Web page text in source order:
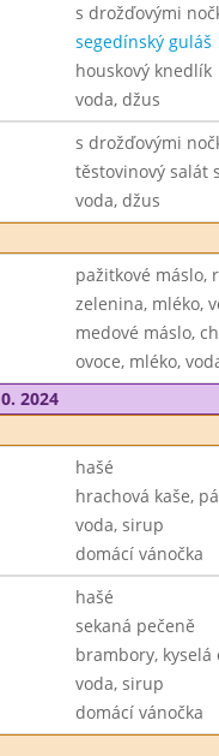
s drožďovými
segedínský guláš
houskový knedlík
voda, džus
s drožďovými
těstovinový salát
voda, džus
pažitkové máslo,
zelenina, mléko,
medové máslo,
ovoce, mléko,
2024
hašé
hrachová kaše,
voda, sirup
domácí vánočka
hašé
sekaná pečeně
brambory, kyselá
voda, sirup
domácí vánočka